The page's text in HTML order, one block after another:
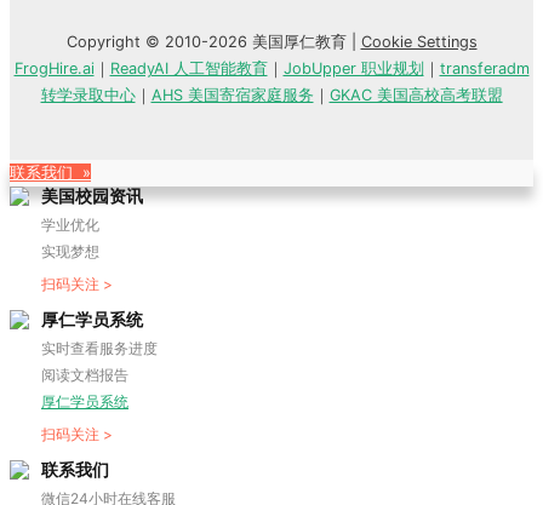
Copyright © 2010-2026 美国厚仁教育 | Cookie Settings
FrogHire.ai｜ ReadyAI 人工智能教育｜ JobUpper 职业规划 ｜ transferadm
转学录取中心｜ AHS 美国寄宿家庭服务 ｜ GKAC 美国高校高考联盟
联系我们 »
美国校园资讯
学业优化
实现梦想
扫码关注 >
厚仁学员系统
实时查看服务进度
阅读文档报告
厚仁学员系统
扫码关注 >
联系我们
微信24小时在线客服